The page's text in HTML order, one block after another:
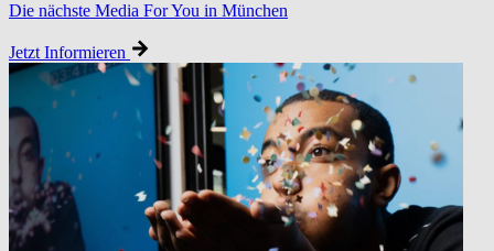
Die nächste Media For You in München
Jetzt Informieren